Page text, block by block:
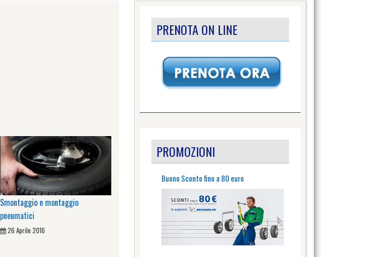
Smontaggio e montaggio
pneumatici
26 Aprile 2016
PRENOTA ON LINE
PROMOZIONI
Buono Sconto fino a 80 euro